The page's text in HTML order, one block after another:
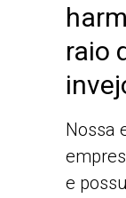
raio
Nossa
e